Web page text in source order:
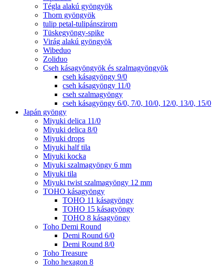
Tégla alakú gyöngyök
Thorn gyöngyök
tulip petal-tulipánszirom
Tüskegyöngy-spike
Virág alakú gyöngyök
Wibeduo
Zoliduo
Cseh kásagyöngyök és szalmagyöngyök
cseh kásagyöngy 9/0
cseh kásagyöngy 11/0
cseh szalmagyöngy
cseh kásagyöngy 6/0, 7/0, 10/0, 12/0, 13/0, 15/0
Japán gyöngy
Miyuki delica 11/0
Miyuki delica 8/0
Miyuki drops
Miyuki half tila
Miyuki kocka
Miyuki szalmagyöngy 6 mm
Miyuki tila
Miyuki twist szalmagyöngy 12 mm
TOHO kásagyöngy
TOHO 11 kásagyöngy
TOHO 15 kásagyöngy
TOHO 8 kásagyöngy
Toho Demi Round
Demi Round 6/0
Demi Round 8/0
Toho Treasure
Toho hexagon 8